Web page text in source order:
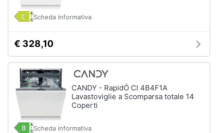
Scheda informativa
€ 328,10
CANDY - RapidÓ CI 4B4F1A
Lavastoviglie a Scomparsa totale 14
Coperti
Scheda informativa